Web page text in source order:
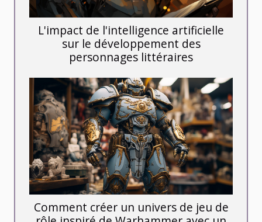
L'impact de l'intelligence artificielle
sur le développement des
personnages littéraires
Comment créer un univers de jeu de